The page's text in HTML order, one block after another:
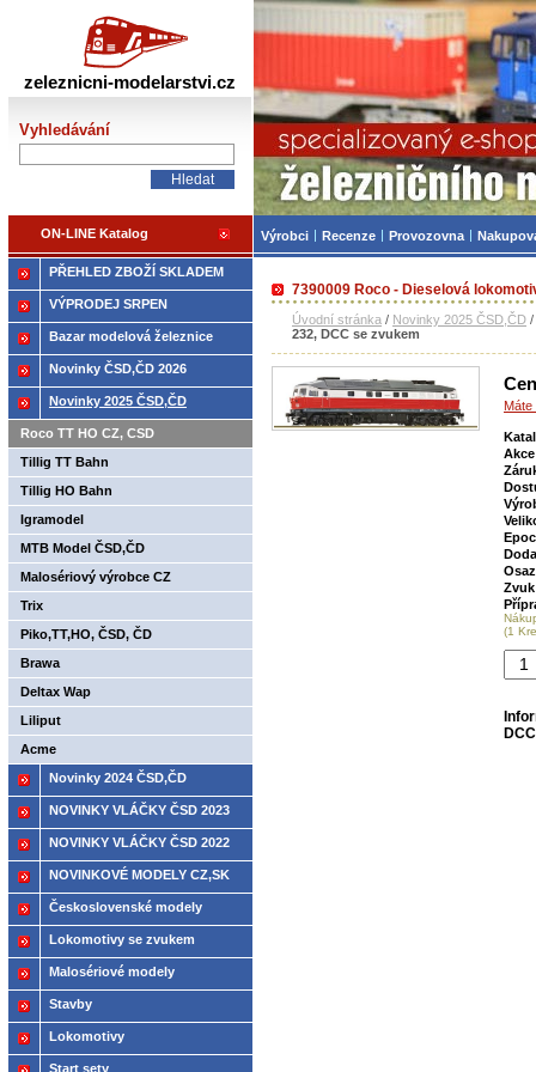
7390009 Roco - Dieselová
Úvodní stránka / Novinky 2025 ČSD,ČD /
232, DCC se zvukem
(1
PŘEHLED ZBOŽÍ SKLADEM
VÝPRODEJ SRPEN
Bazar modelová železnice
Novinky ČSD,ČD 2026
Novinky 2025 ČSD,ČD
Roco TT HO CZ, CSD
Tillig TT Bahn
Tillig HO Bahn
Igramodel
MTB Model ČSD,ČD
Malosériový výrobce CZ
Trix
Piko,TT,HO, ČSD, ČD
Brawa
Deltax Wap
Liliput
Acme
Novinky 2024 ČSD,ČD
NOVINKY VLÁČKY ČSD 2023
NOVINKY VLÁČKY ČSD 2022
NOVINKOVÉ MODELY CZ,SK
2021
Československé modely
ČSD,ČD
Lokomotivy se zvukem
Malosériové modely
Stavby
Lokomotivy
Start sety
zeleznicni-modelarstvi.cz
Vyhledávání
ON-LINE Katalog
Železniční
Výrobci Recenze Provozovna